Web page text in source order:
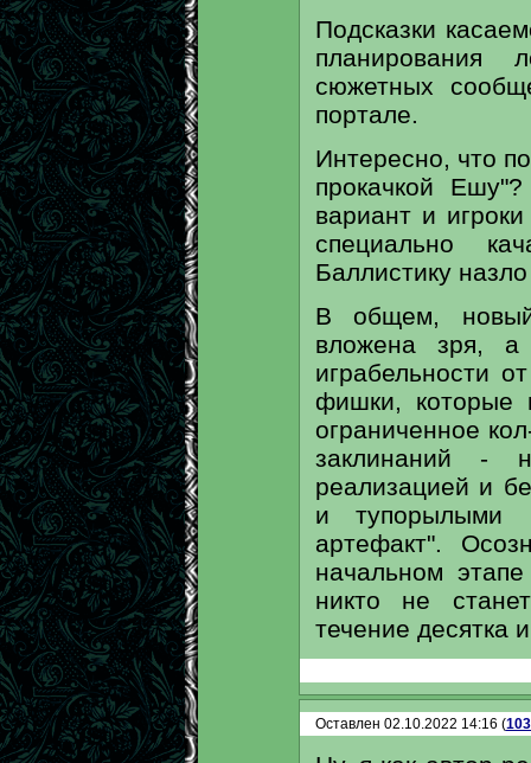
Подсказки
планирования
сюжетных
портале.
Интересно, что
прокачкой
вариант и
специально
Баллистику
В общем,
вложена зря, а
играбельности
фишки, которые
ограниченное
заклинаний -
реализацией и
и тупорылыми
артефакт".
начальном
никто не
течение десятка
Оставлен 02.10.2022 14:16 (